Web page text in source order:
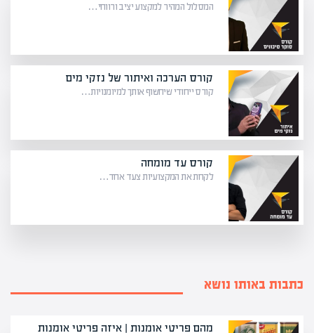
המסלול המהיר למקצוע יציב ורווחי…
קורס הערכה ואיתור של נזקי מים
קורס ייחודי שיחשוף אותך למיומנויות…
קורס עד מומחה
לקחת את המקצועיות צעד אחד…
כתבות באותו נושא
מהם פריטי אומנות | איזה פריטי אומנות